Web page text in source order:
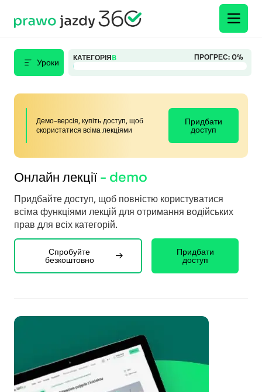
Уроки КАТЕГОРІЯB ПРОГРЕС: 0%
Демо-версія, купіть доступ, щоб
скористатися всіма лекціями
Придбати
доступ
Онлайн лекції - demo
Придбайте доступ, щоб повністю користуватися
всіма функціями лекцій для отримання водійських
прав для всіх категорій.
Спробуйте
безкоштовно
Придбати
доступ